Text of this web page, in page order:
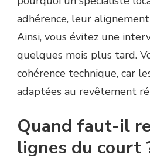
adhérence, leur
Ainsi, vous évitez une
quelques mois plus tard.
cohérence technique, car
adaptées au revêtement
Quand faut-il
lignes du court